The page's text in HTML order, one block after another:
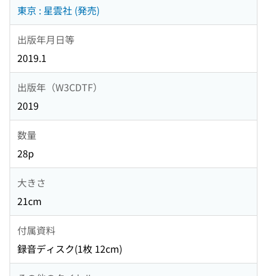
東京 : 星雲社 (発売)
出版年月日等
2019.1
出版年（W3CDTF）
2019
数量
28p
大きさ
21cm
付属資料
録音ディスク(1枚 12cm)